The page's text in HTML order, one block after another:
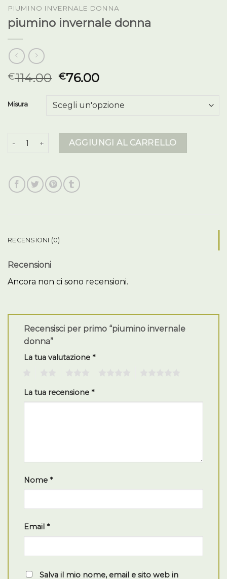
PIUMINO INVERNALE DONNA
piumino invernale donna
€114.00 €76.00
Misura
piumino invernale donna quantità
AGGIUNGI AL CARRELLO
RECENSIONI (0)
Recensioni
Ancora non ci sono recensioni.
Recensisci per primo “piumino invernale
donna”
La tua valutazione *
La tua recensione *
Nome *
Email *
Salva il mio nome, email e sito web in